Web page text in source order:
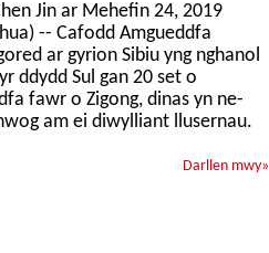
Jin ar Mehefin 24, 2019
-- Cafodd Amgueddfa
ar gyrion Sibiu yng nghanol
ddydd Sul gan 20 set o
fawr o Zigong, dinas yn ne-
am ei diwylliant llusernau.
Darllen mwy»